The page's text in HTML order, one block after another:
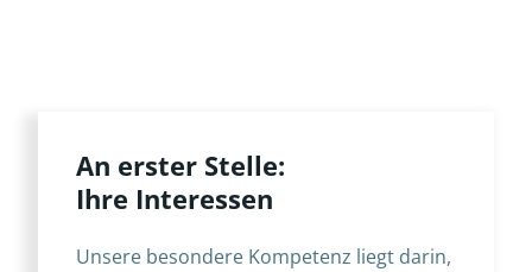
An erster Stelle:
Ihre Interessen
Unsere besondere Kompetenz liegt darin,